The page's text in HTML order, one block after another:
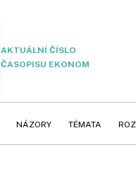
AKTUÁLNÍ ČÍSLO
ČASOPISU EKONOM
NÁZORY TÉMATA